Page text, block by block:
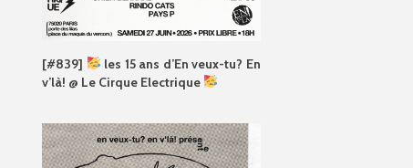
[#839]
les 15 ans d’En veux-tu? En
v’là! @ Le Cirque Electrique